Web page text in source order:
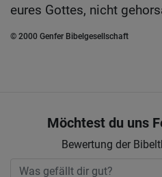
eures Gottes, nicht
© 2000 Genfer Bibelgesellschaft
Möchtest du uns
Bewertung der